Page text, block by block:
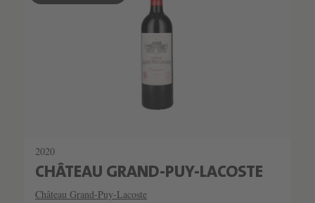
2020
CHÂTEAU GRAND-PUY-LACOSTE
Château Grand-Puy-Lacoste